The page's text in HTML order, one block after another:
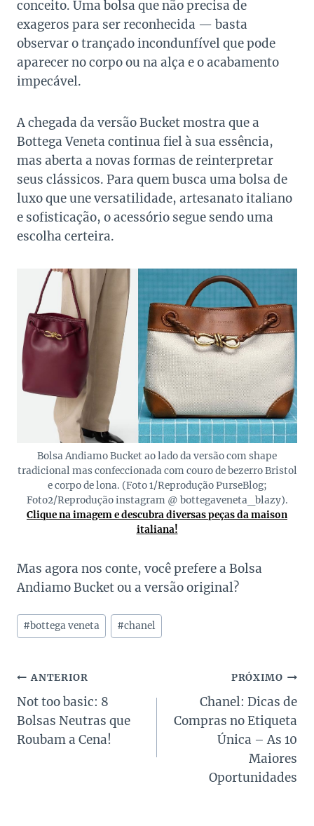
conceito. Uma bolsa que não precisa de
exageros para ser reconhecida — basta
observar o trançado incondunfível que pode
aparecer no corpo ou na alça e o acabamento
impecável.
A chegada da versão Bucket mostra que a
Bottega Veneta continua fiel à sua essência,
mas aberta a novas formas de reinterpretar
seus clássicos. Para quem busca uma bolsa de
luxo que une versatilidade, artesanato italiano
e sofisticação, o acessório segue sendo uma
escolha certeira.
Bolsa Andiamo Bucket ao lado da versão com shape
tradicional mas confeccionada com couro de bezerro Bristol
e corpo de lona. (Foto 1/Reprodução PurseBlog;
Foto2/Reprodução instagram @ bottegaveneta_blazy).
Clique na imagem e descubra diversas peças da maison
italiana!
Mas agora nos conte, você prefere a Bolsa
Andiamo Bucket ou a versão original?
Tags
do
#bottega veneta #chanel
Navegação
de
Post
ANTERIOR
Not too basic: 8
Bolsas Neutras que
Roubam a Cena!
PRÓXIMO
Chanel: Dicas de
Compras no Etiqueta
Única – As 10
Maiores
Oportunidades